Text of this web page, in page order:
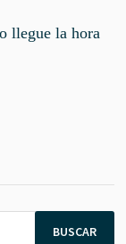
llegue la hora